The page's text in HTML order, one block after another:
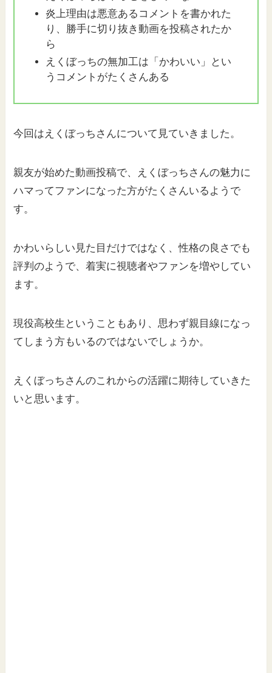
炎上理由は悪意あるコメントを書かれた
り、勝手に切り抜き動画を投稿されたか
ら
えくぼっちの無加工は「かわいい」とい
うコメントがたくさんある
今回はえくぼっちさんについて見ていきました。
親友が始めた動画投稿で、えくぼっちさんの魅力に
ハマってファンになった方がたくさんいるようで
す。
かわいらしい見た目だけではなく、性格の良さでも
評判のようで、着実に視聴者やファンを増やしてい
ます。
現役高校生ということもあり、思わず親目線になっ
てしまう方もいるのではないでしょうか。
えくぼっちさんのこれからの活躍に期待していきた
いと思います。